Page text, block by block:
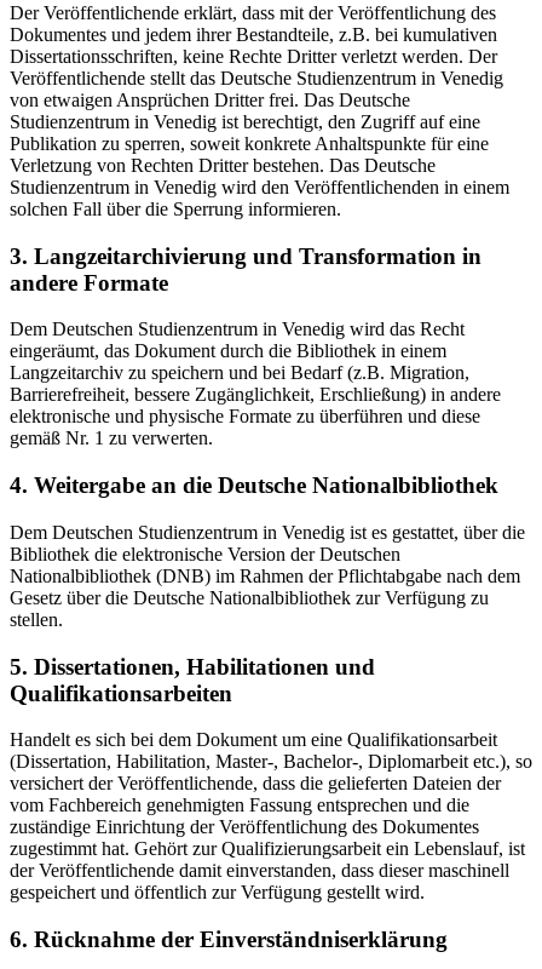
Der Veröffentlichende erklärt, dass mit der Veröffentlichung des
Dokumentes und jedem ihrer Bestandteile, z.B. bei kumulativen
Dissertationsschriften, keine Rechte Dritter verletzt werden. Der
Veröffentlichende stellt das Deutsche Studienzentrum in Venedig
von etwaigen Ansprüchen Dritter frei. Das Deutsche
Studienzentrum in Venedig ist berechtigt, den Zugriff auf eine
Publikation zu sperren, soweit konkrete Anhaltspunkte für eine
Verletzung von Rechten Dritter bestehen. Das Deutsche
Studienzentrum in Venedig wird den Veröffentlichenden in einem
solchen Fall über die Sperrung informieren.
3. Langzeitarchivierung und Transformation in
andere Formate
Dem Deutschen Studienzentrum in Venedig wird das Recht
eingeräumt, das Dokument durch die Bibliothek in einem
Langzeitarchiv zu speichern und bei Bedarf (z.B. Migration,
Barrierefreiheit, bessere Zugänglichkeit, Erschließung) in andere
elektronische und physische Formate zu überführen und diese
gemäß Nr. 1 zu verwerten.
4. Weitergabe an die Deutsche Nationalbibliothek
Dem Deutschen Studienzentrum in Venedig ist es gestattet, über die
Bibliothek die elektronische Version der Deutschen
Nationalbibliothek (DNB) im Rahmen der Pflichtabgabe nach dem
Gesetz über die Deutsche Nationalbibliothek zur Verfügung zu
stellen.
5. Dissertationen, Habilitationen und
Qualifikationsarbeiten
Handelt es sich bei dem Dokument um eine Qualifikationsarbeit
(Dissertation, Habilitation, Master-, Bachelor-, Diplomarbeit etc.), so
versichert der Veröffentlichende, dass die gelieferten Dateien der
vom Fachbereich genehmigten Fassung entsprechen und die
zuständige Einrichtung der Veröffentlichung des Dokumentes
zugestimmt hat. Gehört zur Qualifizierungsarbeit ein Lebenslauf, ist
der Veröffentlichende damit einverstanden, dass dieser maschinell
gespeichert und öffentlich zur Verfügung gestellt wird.
6. Rücknahme der Einverständniserklärung